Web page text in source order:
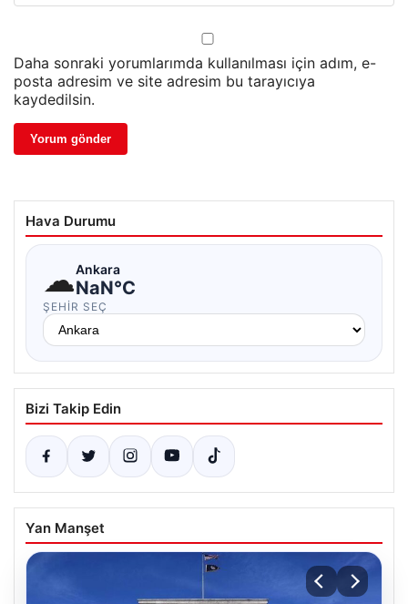
Daha sonraki yorumlarımda kullanılması için adım, e-
posta adresim ve site adresim bu tarayıcıya
kaydedilsin.
Hava Durumu
☁Ankara
NaN°C
ŞEHIR SEÇ
Bizi Takip Edin
Yan Manşet